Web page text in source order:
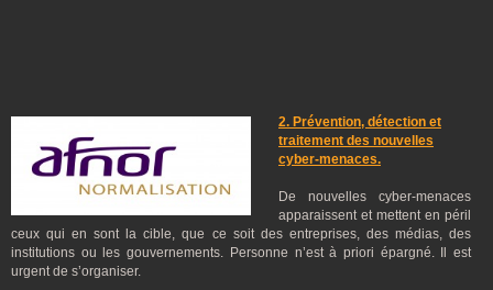
2. Prévention, détection et
traitement des nouvelles
cyber-menaces.
De nouvelles cyber-menaces
apparaissent et mettent en péril
ceux qui en sont la cible, que ce soit des entreprises, des médias, des
institutions ou les gouvernements. Personne n’est à priori épargné. Il est
urgent de s’organiser.